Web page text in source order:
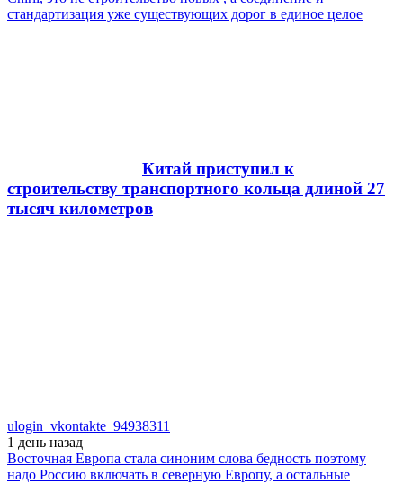
стандартизация уже существующих дорог в единое целое
Китай приступил к
строительству транспортного кольца длиной 27
тысяч километров
ulogin_vkontakte_94938311
1 день назад
Восточная Европа стала синоним слова бедность поэтому
надо Россию включать в северную Европу, а остальные